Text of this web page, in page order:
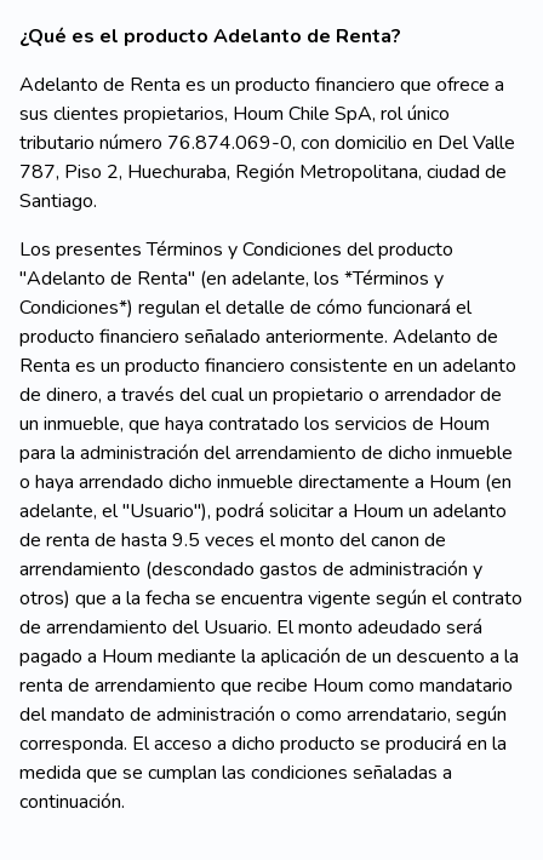
¿Qué es el producto Adelanto de Renta?
Adelanto de Renta es un producto financiero que ofrece a
sus clientes propietarios, Houm Chile SpA, rol único
tributario número 76.874.069-0, con domicilio en Del Valle
787, Piso 2, Huechuraba, Región Metropolitana, ciudad de
Santiago.
Los presentes Términos y Condiciones del producto
"Adelanto de Renta" (en adelante, los *Términos y
Condiciones*) regulan el detalle de cómo funcionará el
producto financiero señalado anteriormente. Adelanto de
Renta es un producto financiero consistente en un adelanto
de dinero, a través del cual un propietario o arrendador de
un inmueble, que haya contratado los servicios de Houm
para la administración del arrendamiento de dicho inmueble
o haya arrendado dicho inmueble directamente a Houm (en
adelante, el "Usuario"), podrá solicitar a Houm un adelanto
de renta de hasta 9.5 veces el monto del canon de
arrendamiento (descondado gastos de administración y
otros) que a la fecha se encuentra vigente según el contrato
de arrendamiento del Usuario. El monto adeudado será
pagado a Houm mediante la aplicación de un descuento a la
renta de arrendamiento que recibe Houm como mandatario
del mandato de administración o como arrendatario, según
corresponda. El acceso a dicho producto se producirá en la
medida que se cumplan las condiciones señaladas a
continuación.